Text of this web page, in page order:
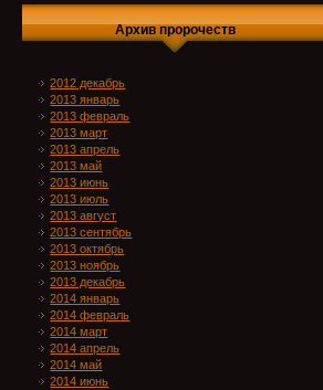
Архив пророчеств
2012 декабрь
2013 январь
2013 февраль
2013 март
2013 апрель
2013 май
2013 июнь
2013 июль
2013 август
2013 сентябрь
2013 октябрь
2013 ноябрь
2013 декабрь
2014 январь
2014 февраль
2014 март
2014 апрель
2014 май
2014 июнь